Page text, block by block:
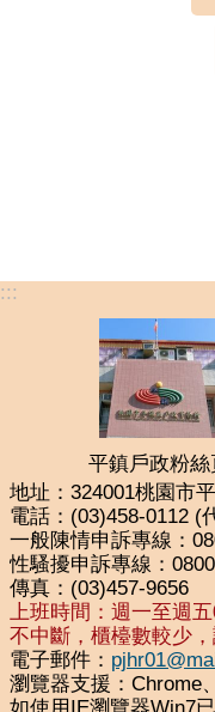
:::
平鎮戶政粉絲
地址：324001桃園市
電話：(03)458-0112 (
一般陳情申訴專線：
性騷擾申訴專線：
傳真：(03)457-9656
上班時間：週一至週
不中斷，櫃檯數較少
電子郵件：
瀏覽器支援：Chrome